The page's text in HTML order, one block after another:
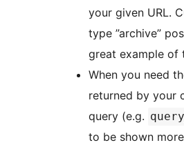
your given URL.
type ”archive”
great example of
When you need
returned by your
query (e.g.
to be shown